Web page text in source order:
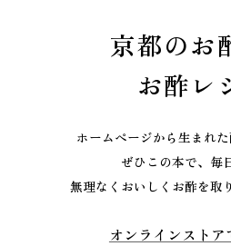
京都のお
お酢レ
ホームページから生まれた
ぜひこの本で、毎
無理なくおいしくお酢を取
オンラインストア